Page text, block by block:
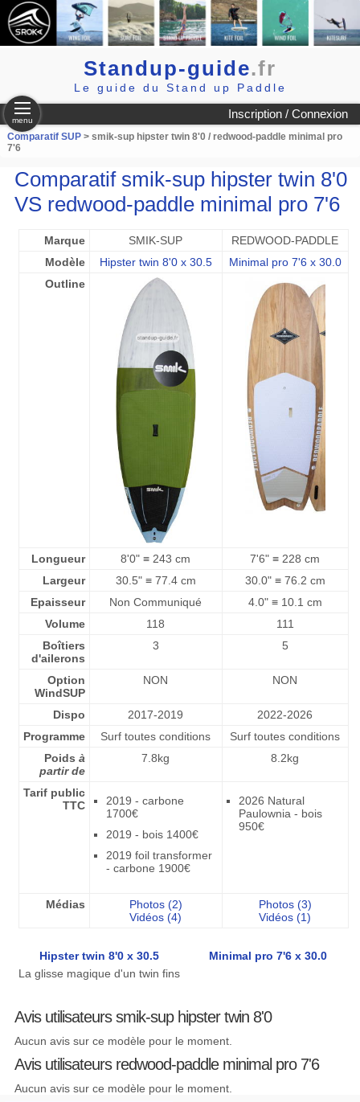
Standup-guide.fr
Le guide du Stand up Paddle
Inscription / Connexion
menu
Comparatif SUP > smik-sup hipster twin 8'0 / redwood-paddle minimal pro
7'6
Comparatif smik-sup hipster twin 8'0
VS redwood-paddle minimal pro 7'6
Marque SMIK-SUP
REDWOOD-PADDLE
Modèle
Hipster twin 8'0 x 30.5
Minimal pro 7'6 x 30.0
Outline
Longueur 8'0" ≡ 243 cm
7'6" ≡ 228 cm
Largeur
30.5" ≡ 77.4 cm
30.0" ≡ 76.2 cm
Epaisseur
Non Communiqué
4.0" ≡ 10.1 cm
Volume
118
111
Boîtiers
d'ailerons
3 5
Option
WindSUP
NON NON
Dispo 2017-2019
2022-2026
Programme
Surf toutes conditions
Surf toutes conditions
Poids à
partir de
7.8kg 8.2kg
Tarif public
TTC
2019 - carbone
1700€
2019 - bois 1400€
2019 foil transformer
- carbone 1900€
2026 Natural
Paulownia - bois
950€
Médias
Photos (2)
Vidéos (4)
Photos (3)
Vidéos (1)
Hipster twin 8'0 x 30.5
Minimal pro 7'6 x 30.0
La glisse magique d'un twin fins
Avis utilisateurs smik-sup hipster twin 8'0
Aucun avis sur ce modèle pour le moment.
Avis utilisateurs redwood-paddle minimal pro 7'6
Aucun avis sur ce modèle pour le moment.